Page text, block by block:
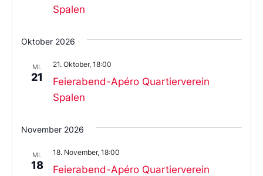
Spalen
Oktober 2026
MI.
21
Feierabend-Apéro Quartierverein
Spalen
21. Oktober, 18:00
November 2026
MI.
18
Feierabend-Apéro Quartierverein
18. November, 18:00